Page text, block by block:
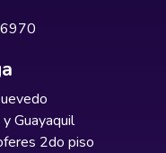
Guayaquil
2do piso